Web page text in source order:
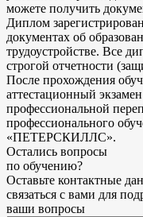
можете получить
Диплом
документах об
трудоустройстве. Все
строгой отчетности
После прохождения
аттестационный
профессиональной
профессионального
«ПЕТЕРСКИЛЛС».
Остались вопросы
по обучению?
Оставьте контактные
связаться с вами для
ваши вопросы